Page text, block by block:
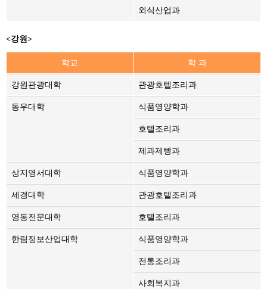
외식산업과
<강원>
학교 학 과
강원관광대학 관광호텔조리과
동우대학 식품영양학과
호텔조리과
제과제빵과
상지영서대학 식품영양학과
세경대학 관광호텔조리과
영동전문대학 호텔조리과
한림정보산업대학 식품영양학과
전통조리과
사회복지과